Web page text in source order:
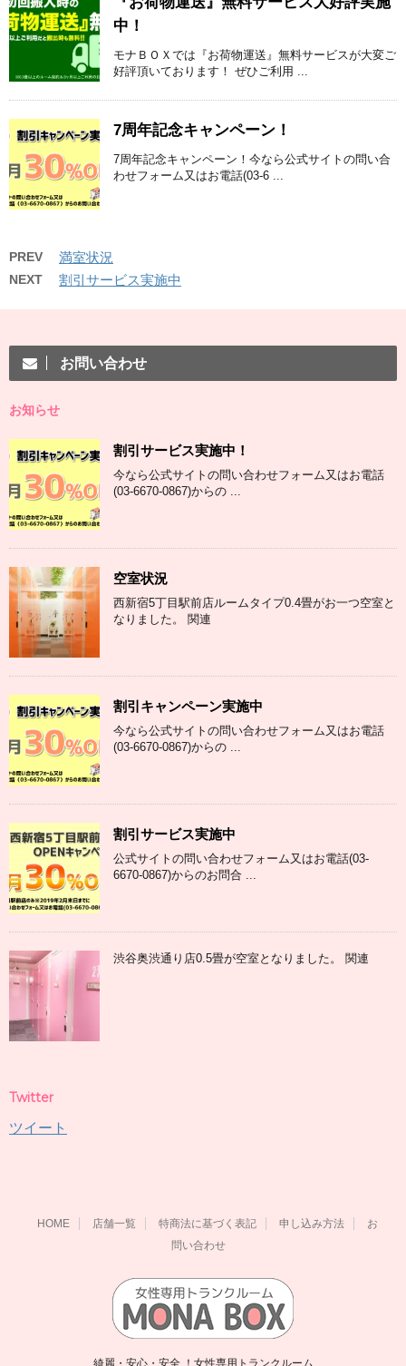
中！
モナＢＯＸでは『お荷物運送』無料サービスが大変ご
好評頂いております！ ぜひご利用 ...
7周年記念キャンペーン！
7周年記念キャンペーン！今なら公式サイトの問い合
わせフォーム又はお電話(03-6 ...
PREV 満室状況
NEXT 割引サービス実施中
お問い合わせ
お知らせ
割引サービス実施中！
今なら公式サイトの問い合わせフォーム又はお電話
(03-6670-0867)からの ...
空室状況
西新宿5丁目駅前店ルームタイプ0.4畳がお一つ空室と
なりました。 関連
割引キャンペーン実施中
今なら公式サイトの問い合わせフォーム又はお電話
(03-6670-0867)からの ...
割引サービス実施中
公式サイトの問い合わせフォーム又はお電話(03-
6670-0867)からのお問合 ...
渋谷奥渋通り店0.5畳が空室となりました。 関連
Twitter
ツイート
HOME 店舗一覧 特商法に基づく表記 申し込み方法
お
問い合わせ